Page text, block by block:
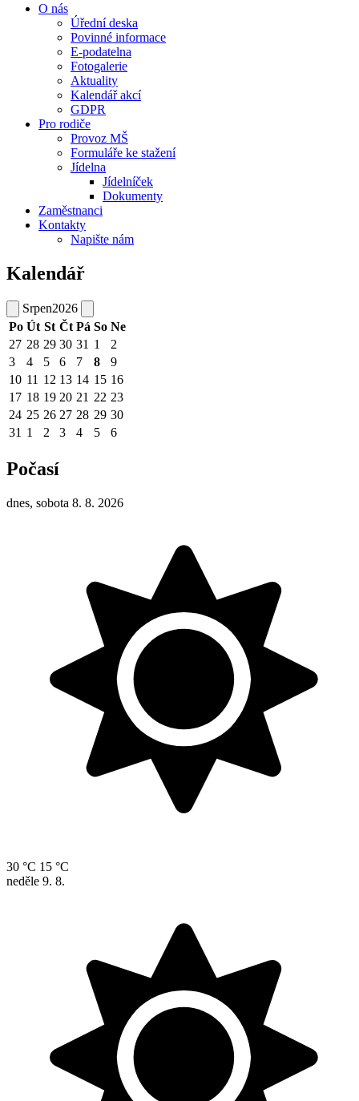
O nás
Úřední deska
Povinné informace
E-podatelna
Fotogalerie
Aktuality
Kalendář akcí
GDPR
Pro rodiče
Provoz MŠ
Formuláře ke stažení
Jídelna
Jídelníček
Dokumenty
Zaměstnanci
Kontakty
Napište nám
Kalendář
Srpen2026
Po Út St Čt Pá So Ne
27 28 29 30 31 1
2
3
4 5 6 7 8
9
10 11 12 13 14 15 16
17 18 19 20 21 22 23
24 25 26 27 28 29 30
31 1 2 3 4 5 6
Počasí
dnes, sobota 8. 8. 2026
30 °C 15 °C
neděle 9. 8.